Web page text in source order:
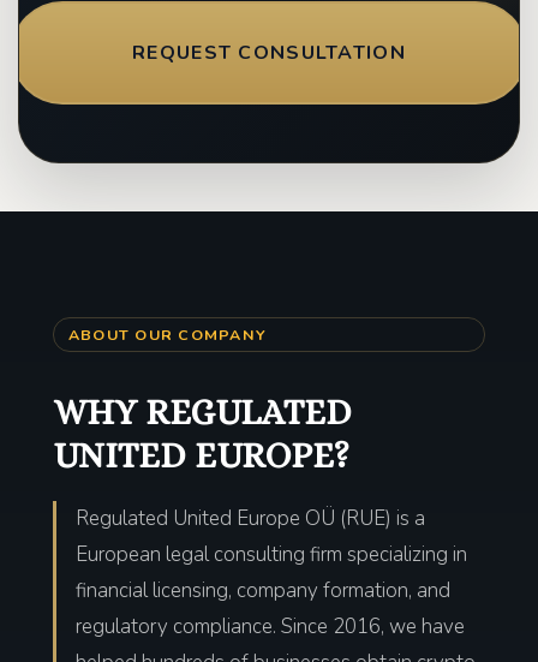
REQUEST CONSULTATION
ABOUT OUR COMPANY
WHY REGULATED
UNITED EUROPE?
Regulated United Europe OÜ (RUE) is a
European legal consulting firm specializing in
financial licensing, company formation, and
regulatory compliance. Since 2016, we have